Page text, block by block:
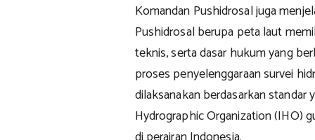
Komandan Pushidrosal juga
Pushidrosal berupa peta laut
teknis, serta dasar hukum yang
proses penyelenggaraan survei
dilaksanakan berdasarkan
Hydrographic Organization (IHO)